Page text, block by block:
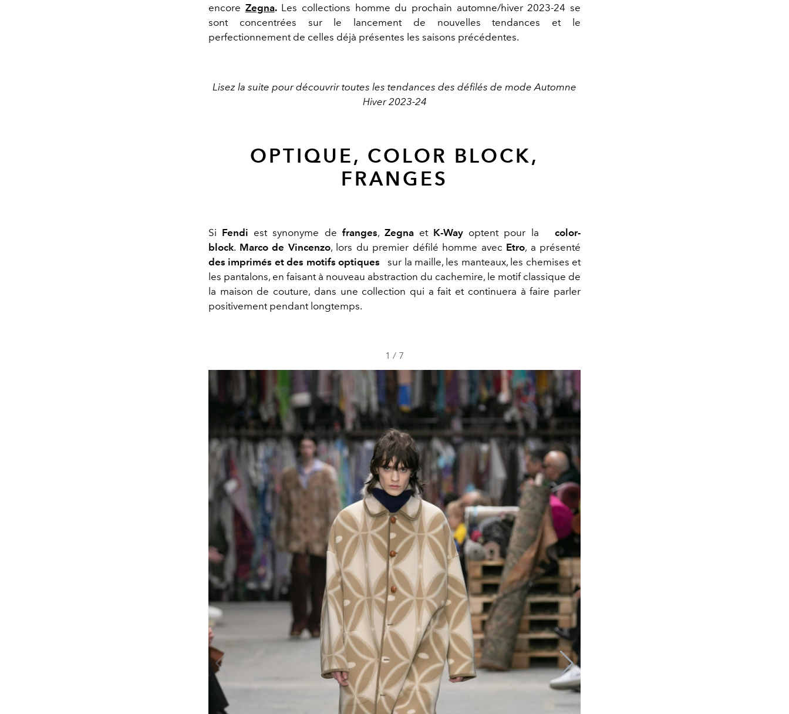
encore Zegna.Les collections homme du prochain automne/hiver 2023-24 se
sont concentrées sur le lancement de nouvelles tendances et le
perfectionnement de celles déjà présentes les saisons précédentes.
Lisez la suite pour découvrir toutes les tendances des défilés de mode Automne
Hiver 2023-24
OPTIQUE, COLOR BLOCK,
FRANGES
Si Fendi est synonyme de franges, Zegnaet K-Way optent pour la
color-
block. Marco de Vincenzo, lors du premier défilé homme avec Etro, a présenté
des imprimés et des motifs optiques
sur la maille, les manteaux, les chemises et
les pantalons, en faisant à nouveau abstraction du cachemire, le motif classique de
la maison de couture, dans une collection qui a fait et continuera à faire parler
positivement pendant longtemps.
1 / 7